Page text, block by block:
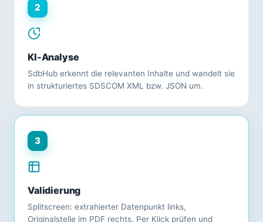
2
KI-Analyse
SdbHub erkennt die relevanten Inhalte und wandelt sie
in strukturiertes SDSCOM XML bzw. JSON um.
3
Validierung
Splitscreen: extrahierter Datenpunkt links,
Originalstelle im PDF rechts. Per Klick prüfen und